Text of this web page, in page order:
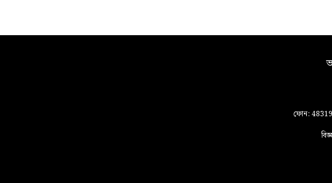
ফোন: